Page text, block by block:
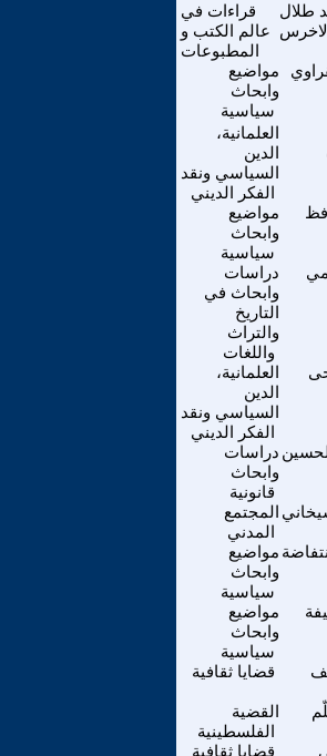
قراءات في
عالم الكتب و
المطبوعات
طلال
مواضيع
وابحاث
سياسية
العلمانية،
الدين
السياسي ونقد
الفكر الديني
مواضيع
وابحاث
سياسية
دراسات
وابحاث في
التاريخ
والتراث
واللغات
العلمانية،
الدين
السياسي ونقد
الفكر الديني
دراسات
وابحاث
قانونية
المجتمع
المدني
مواضيع
وابحاث
سياسية
مواضيع
وابحاث
سياسية
قضايا ثقافية
القضية
الفلسطينية
قضايا ثقافية